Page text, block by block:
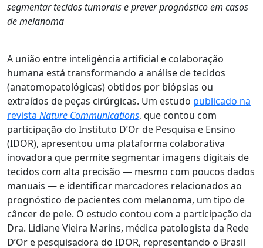
segmentar tecidos tumorais e prever prognóstico em casos
de melanoma
A união entre inteligência artificial e colaboração
humana está transformando a análise de tecidos
(anatomopatológicas) obtidos por biópsias ou
extraídos de peças cirúrgicas. Um estudo publicado na
revista Nature Communications, que contou com
participação do Instituto D’Or de Pesquisa e Ensino
(IDOR), apresentou uma plataforma colaborativa
inovadora que permite segmentar imagens digitais de
tecidos com alta precisão — mesmo com poucos dados
manuais — e identificar marcadores relacionados ao
prognóstico de pacientes com melanoma, um tipo de
câncer de pele. O estudo contou com a participação da
Dra. Lidiane Vieira Marins, médica patologista da Rede
D’Or e pesquisadora do IDOR, representando o Brasil